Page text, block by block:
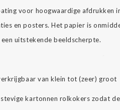
voor hoogwaardige afdrukken
en posters. Het papier is
uitstekende beeldscherpte.
van klein tot (zeer) groot
kartonnen rolkokers zodat